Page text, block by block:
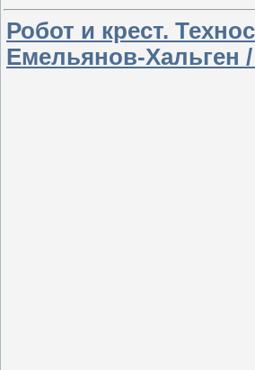
Робот и крест.
Емельянов-Хальген /